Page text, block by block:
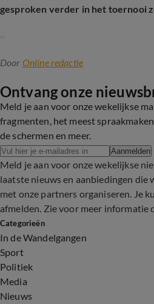
gesproken verder in het toernooi
Door Online redactie
Ontvang onze
Meld je aan voor onze wekelijkse
fragmenten, het meest
de schermen en meer.
Aanmelden
Meld je aan voor onze wekelijkse
laatste nieuws en aanbiedingen die
met onze partners organiseren. Je
afmelden. Zie voor meer informatie
Categorieën
In de Wandelgangen
Sport
Politiek
Media
Nieuws